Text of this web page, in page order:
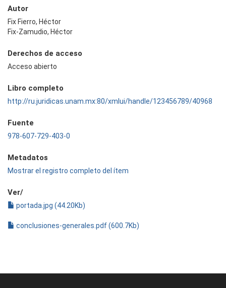
Autor
Fix Fierro, Héctor
Fix-Zamudio, Héctor
Derechos de acceso
Acceso abierto
Libro completo
http://ru.juridicas.unam.mx:80/xmlui/handle/123456789/40968
Fuente
978-607-729-403-0
Metadatos
Mostrar el registro completo del ítem
Ver/
portada.jpg (44.20Kb)
conclusiones-generales.pdf (600.7Kb)